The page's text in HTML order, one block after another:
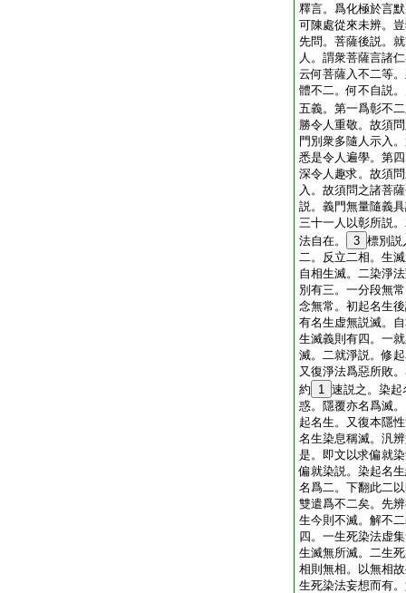
釋言。爲化極於言
可陳處從來未辨。
先問。菩薩後説。
人。謂衆菩薩言諸
云何菩薩入不二等
體不二。何不自説
五義。第一爲彰不
勝令人重敬。故須
門別衆多隨人示入
悉是令人遍學。第
深令人趣求。故須
入。故須問之諸菩
説。義門無量隨義
三十一人以彰所説
法自在。
3 標別説
二。反立二相。生
自相生滅。二染淨
別有三。一分段無
念無常。初起名生
有名生虚無説滅。
生滅義則有四。一
滅。二就淨説。修
又復淨法爲惡所敗
約
1 速説之。染起
惑。隱覆亦名爲滅
起名生。又復本隱
名生染息稱滅。汎
是。即文以求偏就
偏就染説。染起名
名爲二。下翻此二
雙遣爲不二矣。先
生今則不滅。解不
四。一生死染法虚
生滅無所滅。二生
相則無相。以無相
生死染法妄想而有